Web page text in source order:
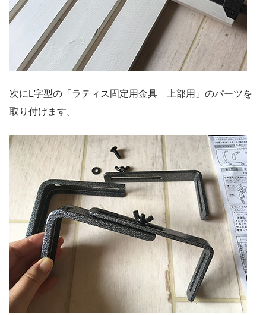
次にL字型の「ラティス固定用金具 上部用」のパーツを
取り付けます。